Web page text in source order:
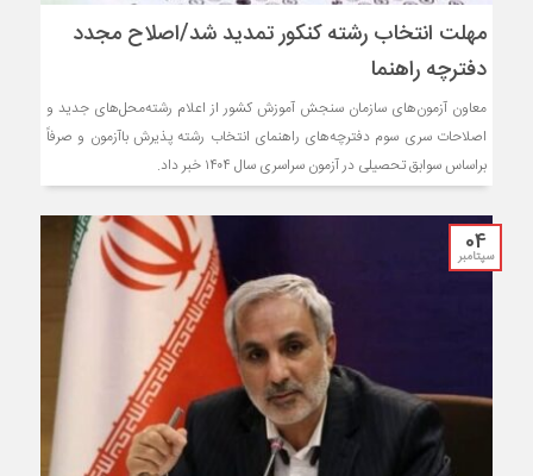
مهلت انتخاب رشته کنکور تمدید شد/اصلاح مجدد
دفترچه راهنما
معاون آزمون‌های سازمان سنجش آموزش کشور از اعلام رشته‌محل‌های جدید و
اصلاحات سری سوم دفترچه‌های راهنمای انتخاب رشته پذیرش باآزمون و صرفاً
براساس سوابق تحصیلی در آزمون سراسری سال ۱۴۰۴ خبر داد.
04
سپتامبر